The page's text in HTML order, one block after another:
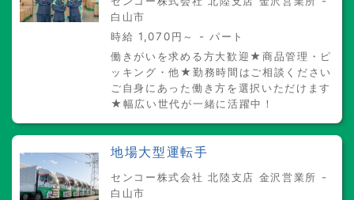
白山市
時給 1,070円～ - パート
働きがいを求める方大歓迎★商品管理・ピ
ッキング・他★勤務時間はご相談ください
ご自身にあった働き方を選択いただけます
★幅広い世代が一緒に活躍中！
地場大型運転手
センコー株式会社 北陸支店 金沢営業所 -
白山市